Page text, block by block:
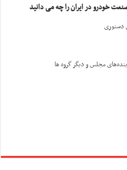
خودرو در ایران را چه می دانید
دستوری
مجلس و دیگر گروه ها